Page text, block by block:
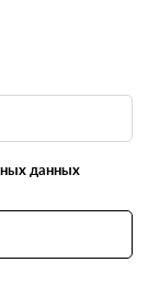
данных